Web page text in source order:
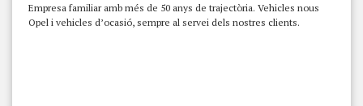
Empresa familiar amb més de 50 anys de trajectòria. Vehicles nous
Opel i vehicles d’ocasió, sempre al servei dels nostres clients.